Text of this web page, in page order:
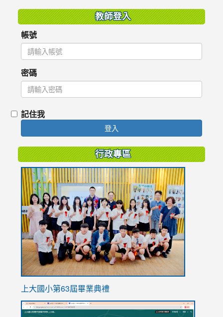
教師登入
帳號
密碼
記住我
登入
行政專區
上大國小第63屆畢業典禮
link